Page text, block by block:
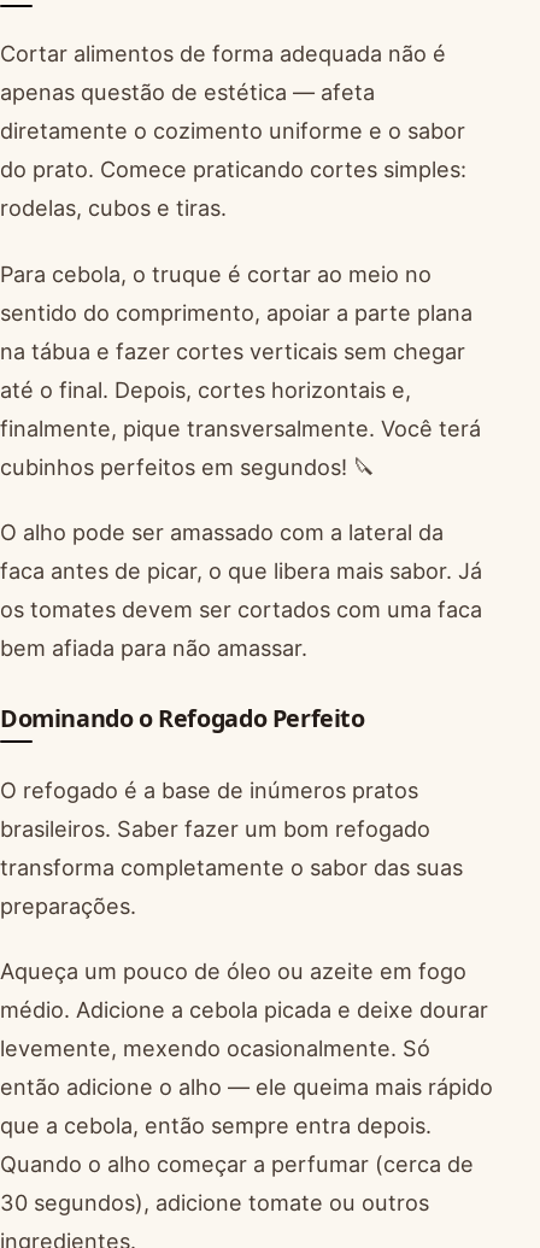
Cortar alimentos de forma adequada não é
apenas questão de estética — afeta
diretamente o cozimento uniforme e o sabor
do prato. Comece praticando cortes simples:
rodelas, cubos e tiras.
Para cebola, o truque é cortar ao meio no
sentido do comprimento, apoiar a parte plana
na tábua e fazer cortes verticais sem chegar
até o final. Depois, cortes horizontais e,
finalmente, pique transversalmente. Você terá
cubinhos perfeitos em segundos! 🔪
O alho pode ser amassado com a lateral da
faca antes de picar, o que libera mais sabor. Já
os tomates devem ser cortados com uma faca
bem afiada para não amassar.
Dominando o Refogado Perfeito
O refogado é a base de inúmeros pratos
brasileiros. Saber fazer um bom refogado
transforma completamente o sabor das suas
preparações.
Aqueça um pouco de óleo ou azeite em fogo
médio. Adicione a cebola picada e deixe dourar
levemente, mexendo ocasionalmente. Só
então adicione o alho — ele queima mais rápido
que a cebola, então sempre entra depois.
Quando o alho começar a perfumar (cerca de
30 segundos), adicione tomate ou outros
ingredientes.